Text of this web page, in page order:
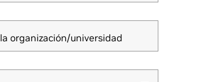
organización/universidad